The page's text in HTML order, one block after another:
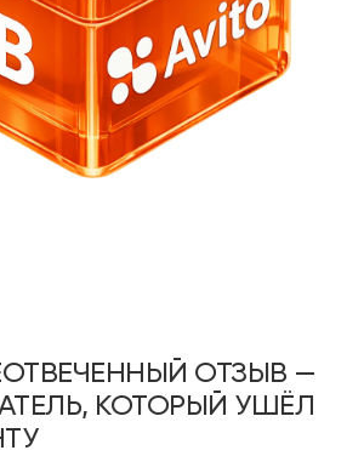
ОТЗЫВ —
КОТОРЫЙ УШЁЛ